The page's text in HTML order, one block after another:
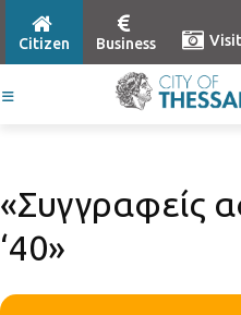
Citizen Business
«Συγγραφείς
‘40»